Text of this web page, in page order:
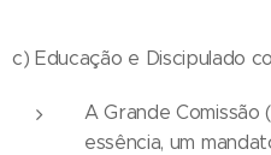
c) Educação e Discipulado
A Grande Comissão
essência, um